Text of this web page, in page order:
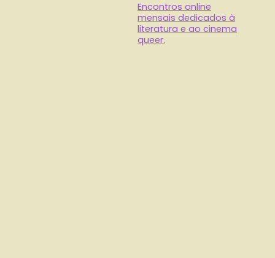
Encontros online
mensais dedicados à
literatura e ao cinema
queer.